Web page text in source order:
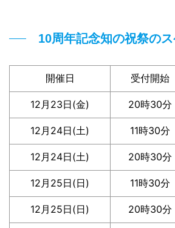
10周年記念知の祝祭の
開催日 受付開始
12月23日(金) 20時30分
12月24日(土) 11時30分
12月24日(土) 20時30分
12月25日(日) 11時30分
12月25日(日) 20時30分